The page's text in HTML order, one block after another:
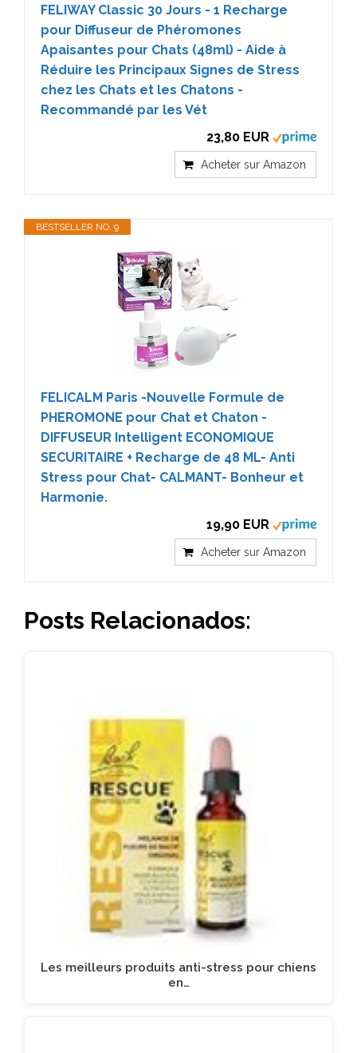
FELIWAY Classic 30 Jours - 1 Recharge
pour Diffuseur de Phéromones
Apaisantes pour Chats (48ml) - Aide à
Réduire les Principaux Signes de Stress
chez les Chats et les Chatons -
Recommandé par les Vét
23,80 EUR
Acheter sur Amazon
BESTSELLER NO. 9
FELICALM Paris -Nouvelle Formule de
PHEROMONE pour Chat et Chaton -
DIFFUSEUR Intelligent ECONOMIQUE
SECURITAIRE + Recharge de 48 ML- Anti
Stress pour Chat- CALMANT- Bonheur et
Harmonie.
19,90 EUR
Acheter sur Amazon
Posts Relacionados:
Les meilleurs produits anti-stress pour chiens
en…